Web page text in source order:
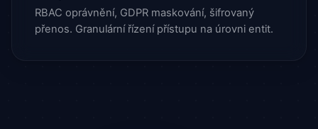
RBAC oprávnění, GDPR maskování, šifrovaný
přenos. Granulární řízení přístupu na úrovni entit.